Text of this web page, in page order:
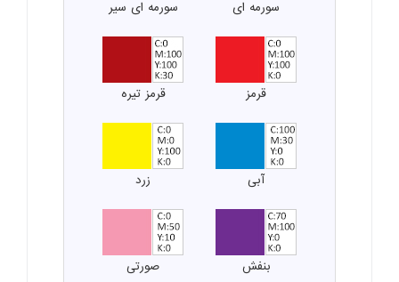
سورمه ای سورمه ای سیر
قرمز قرمز تیره
آبی زرد
بنفش صورتی